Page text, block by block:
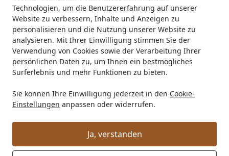
Technologien, um die Benutzererfahrung auf unserer
Website zu verbessern, Inhalte und Anzeigen zu
personalisieren und die Nutzung unserer Website zu
analysieren. Mit Ihrer Einwilligung stimmen Sie der
Verwendung von Cookies sowie der Verarbeitung Ihrer
persönlichen Daten zu, um Ihnen ein bestmögliches
Surferlebnis und mehr Funktionen zu bieten.
Sie können Ihre Einwilligung jederzeit in den Cookie-
Einstellungen anpassen oder widerrufen.
Ja, verstanden
Startseite
Saunahersteller Palmako Sauna
Palmako Sauna
Ihre Artikelübersicht
Kategorien
22 Artikel gefunden